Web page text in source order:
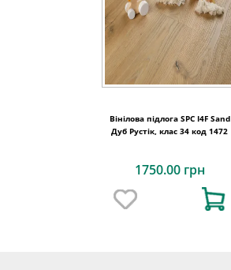
Вінілова підлога SPC I4F Sand
Дуб Рустік, клас 34 код 1472
1750.00 грн